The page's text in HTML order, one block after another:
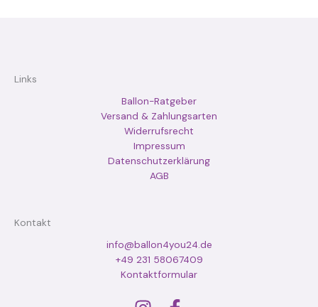
Links
Ballon-Ratgeber
Versand & Zahlungsarten
Widerrufsrecht
Impressum
Datenschutzerklärung
AGB
Kontakt
info@ballon4you24.de
+49 231 58067409
Kontaktformular